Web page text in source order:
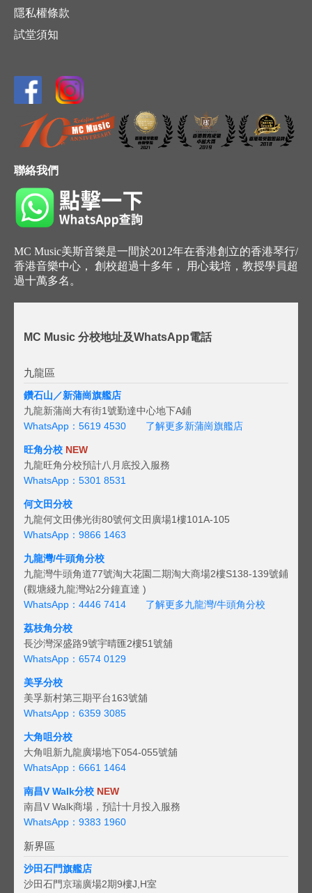
隱私權條款
試堂須知
聯絡我們
MC Music美斯音樂是一間於2012年在香港創立的香港琴行/
香港音樂中心， 創校超過十多年， 用心栽培，教授學員超
過十萬多名。
MC Music 分校地址及WhatsApp電話
九龍區
鑽石山／新蒲崗旗艦店
九龍新蒲崗大有街1號勤達中心地下A鋪
WhatsApp：5619 4530
了解更多新蒲崗旗艦店
旺角分校 NEW
九龍旺角分校預計八月底投入服務
WhatsApp：5301 8531
何文田分校
九龍何文田佛光街80號何文田廣場1樓101A-105
WhatsApp：9866 1463
九龍灣/牛頭角分校
九龍灣牛頭角道77號淘大花園二期淘大商場2樓S138-139號鋪
(觀塘綫九龍灣站2分鐘直達 )
WhatsApp：4446 7414
了解更多九龍灣/牛頭角分校
荔枝角分校
長沙灣深盛路9號宇晴匯2樓51號舖
WhatsApp：6574 0129
美孚分校
美孚新村第三期平台163號舖
WhatsApp：6359 3085
大角咀分校
大角咀新九龍廣場地下054-055號舖
WhatsApp：6661 1464
南昌V Walk分校 NEW
南昌V Walk商場，預計十月投入服務
WhatsApp：9383 1960
新界區
沙田石門旗艦店
沙田石門京瑞廣場2期9樓J,H室